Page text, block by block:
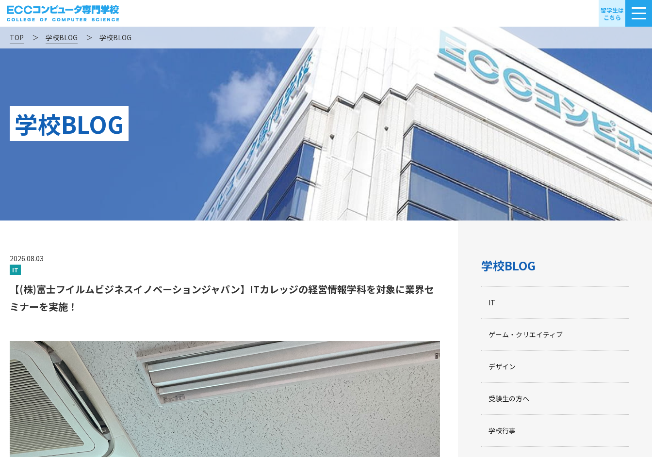
留学生は
こちら
TOP ＞ 学校BLOG ＞ 学校BLOG
学校BLOG
2026.08.03
IT
【(株)富士フイルムビジネスイノベーションジャパン】ITカレッジの経営情報学科を対象に業界セ
ミナーを実施！
学校BLOG
IT
ゲーム・クリエイティブ
デザイン
受験生の方へ
学校行事